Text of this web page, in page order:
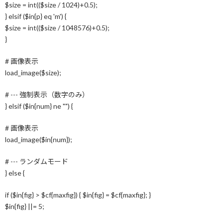
$size = int(($size / 1024)+0.5);
} elsif ($in{p} eq 'm') {
$size = int(($size / 1048576)+0.5);
}
# 画像表示
load_image($size);
# --- 強制表示（数字のみ）
} elsif ($in{num} ne "") {
# 画像表示
load_image($in{num});
# --- ランダムモード
} else {
if ($in{fig} > $cf{maxfig}) { $in{fig} = $cf{maxfig}; }
$in{fig} ||= 5;